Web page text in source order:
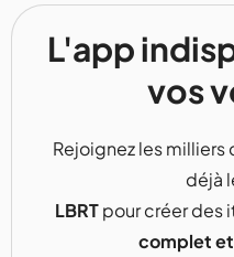
L'app
vos
Rejoignez les
déjà
LBRTpour créer des
complet